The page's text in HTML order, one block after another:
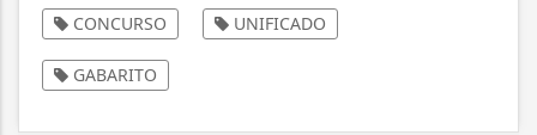
CONCURSO UNIFICADO
GABARITO